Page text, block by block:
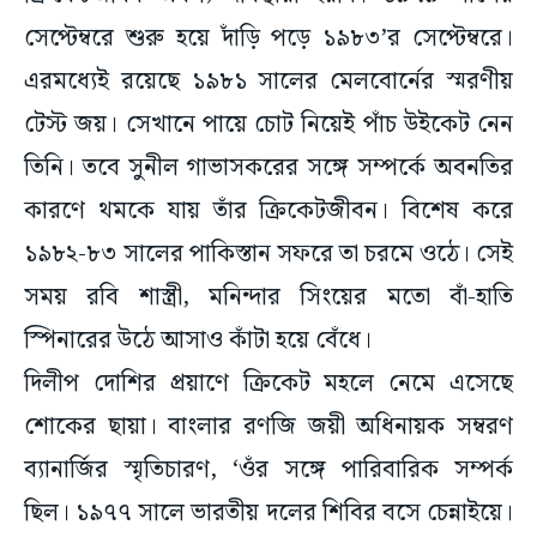
সেপ্টেম্বরে শুরু হয়ে দাঁড়ি পড়ে ১৯৮৩’র সেপ্টেম্বরে।
এরমধ্যেই রয়েছে ১৯৮১ সালের মেলবোর্নের স্মরণীয়
টেস্ট জয়। সেখানে পায়ে চোট নিয়েই পাঁচ উইকেট নেন
তিনি। তবে সুনীল গাভাসকরের সঙ্গে সম্পর্কে অবনতির
কারণে থমকে যায় তাঁর ক্রিকেটজীবন। বিশেষ করে
১৯৮২-৮৩ সালের পাকিস্তান সফরে তা চরমে ওঠে। সেই
সময় রবি শাস্ত্রী, মনিন্দার সিংয়ের মতো বাঁ-হাতি
স্পিনারের উঠে আসাও কাঁটা হয়ে বেঁধে।
দিলীপ দোশির প্রয়াণে ক্রিকেট মহলে নেমে এসেছে
শোকের ছায়া। বাংলার রণজি জয়ী অধিনায়ক সম্বরণ
ব্যানার্জির স্মৃতিচারণ, ‘ওঁর সঙ্গে পারিবারিক সম্পর্ক
ছিল। ১৯৭৭ সালে ভারতীয় দলের শিবির বসে চেন্নাইয়ে।